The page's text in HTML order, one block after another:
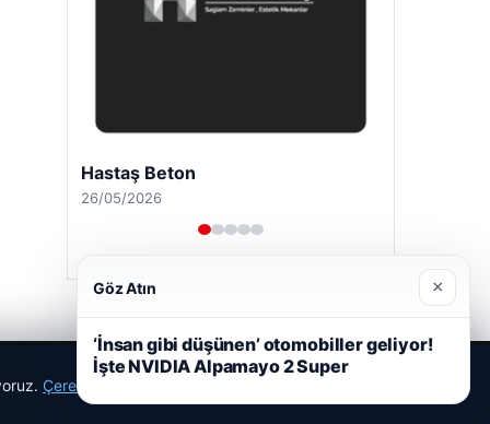
Hastaş Beton
26/05/2026
Çerez Politikamız
Göz Atın ×
‘İnsan gibi düşünen’ otomobiller geliyor!
İşte NVIDIA Alpamayo 2 Super